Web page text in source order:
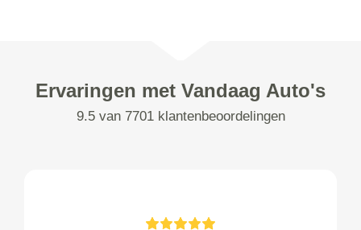
Ervaringen met Vandaag Auto's
9.5 van 7701 klantenbeoordelingen